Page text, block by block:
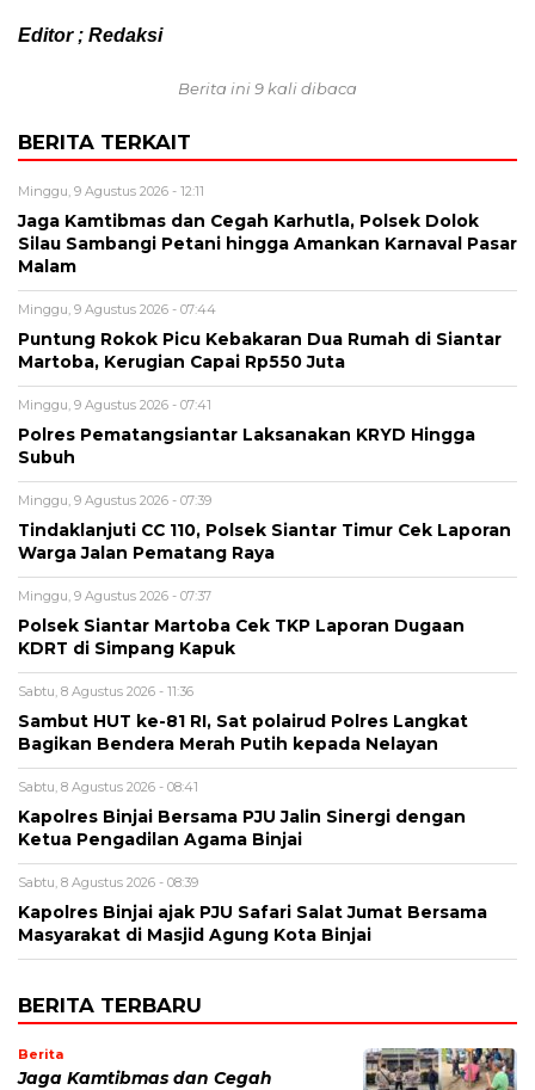
Editor ; Redaksi
Berita ini 9 kali dibaca
BERITA TERKAIT
Minggu, 9 Agustus 2026 - 12:11
Jaga Kamtibmas dan Cegah Karhutla, Polsek Dolok
Silau Sambangi Petani hingga Amankan Karnaval Pasar
Malam
Minggu, 9 Agustus 2026 - 07:44
Puntung Rokok Picu Kebakaran Dua Rumah di Siantar
Martoba, Kerugian Capai Rp550 Juta
Minggu, 9 Agustus 2026 - 07:41
Polres Pematangsiantar Laksanakan KRYD Hingga
Subuh
Minggu, 9 Agustus 2026 - 07:39
Tindaklanjuti CC 110, Polsek Siantar Timur Cek Laporan
Warga Jalan Pematang Raya
Minggu, 9 Agustus 2026 - 07:37
Polsek Siantar Martoba Cek TKP Laporan Dugaan
KDRT di Simpang Kapuk
Sabtu, 8 Agustus 2026 - 11:36
Sambut HUT ke-81 RI, Sat polairud Polres Langkat
Bagikan Bendera Merah Putih kepada Nelayan
Sabtu, 8 Agustus 2026 - 08:41
Kapolres Binjai Bersama PJU Jalin Sinergi dengan
Ketua Pengadilan Agama Binjai
Sabtu, 8 Agustus 2026 - 08:39
Kapolres Binjai ajak PJU Safari Salat Jumat Bersama
Masyarakat di Masjid Agung Kota Binjai
BERITA TERBARU
Berita
Jaga Kamtibmas dan Cegah